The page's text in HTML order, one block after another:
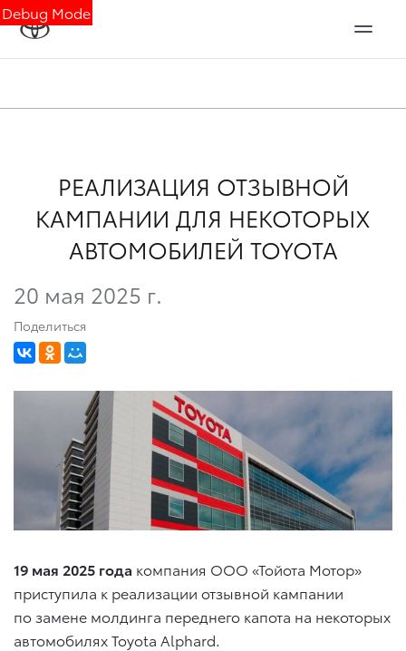
Debug Mode
РЕАЛИЗАЦИЯ ОТЗЫВНОЙ
КАМПАНИИ ДЛЯ НЕКОТОРЫХ
АВТОМОБИЛЕЙ TOYOTA
20 мая 2025 г.
Поделиться
19 мая 2025 года компания ООО «Тойота Мотор»
приступила к реализации отзывной кампании
по замене молдинга переднего капота на некоторых
автомобиляхToyota Alphard.